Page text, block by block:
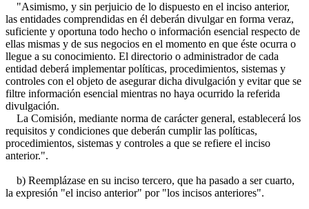
"Asimismo, y sin perjuicio de lo dispuesto en el inciso anterior,
las entidades comprendidas en él deberán divulgar en forma veraz,
suficiente y oportuna todo hecho o información esencial respecto de
ellas mismas y de sus negocios en el momento en que éste ocurra o
llegue a su conocimiento. El directorio o administrador de cada
entidad deberá implementar políticas, procedimientos, sistemas y
controles con el objeto de asegurar dicha divulgación y evitar que se
filtre información esencial mientras no haya ocurrido la referida
divulgación.
La Comisión, mediante norma de carácter general, establecerá los
requisitos y condiciones que deberán cumplir las políticas,
procedimientos, sistemas y controles a que se refiere el inciso
anterior.".
b) Reemplázase en su inciso tercero, que ha pasado a ser cuarto,
la expresión "el inciso anterior" por "los incisos anteriores".